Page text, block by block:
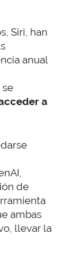
Siri, han
anual
se
a
de
ambas
llevar la